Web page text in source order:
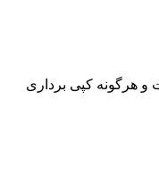
هرگونه کپی برداری